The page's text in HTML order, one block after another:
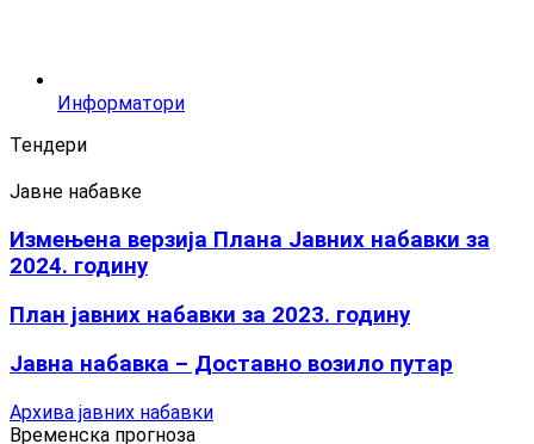
Информатори
Тендери
Јавне набавке
Измењенa верзијa Плана Јавних набавки за
2024. годину
План јавних набавки за 2023. годину
Јавна набавка – Доставно возило путар
Архива јавних набавки
Временска прогноза